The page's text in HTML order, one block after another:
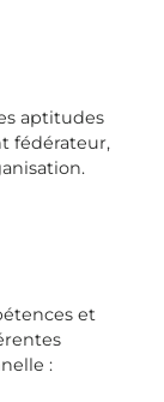
aptitudes
fédérateur,
et
: